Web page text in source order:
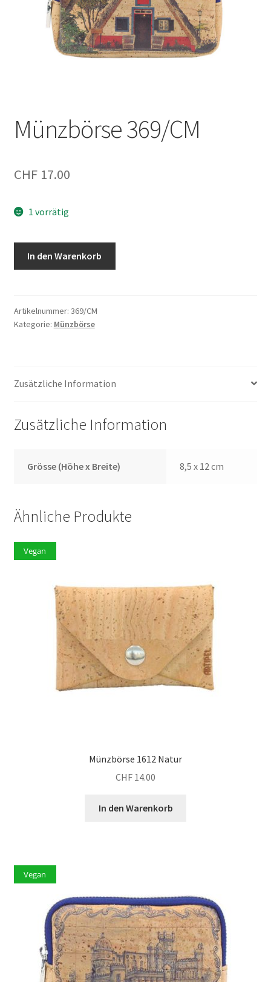
Münzbörse 369/CM
CHF17.00
1 vorrätig
In den Warenkorb
Artikelnummer: 369/CM
Kategorie: Münzbörse
Zusätzliche Information
Zusätzliche Information
Grösse (Höhe x Breite) 8,5 x 12 cm
Ähnliche Produkte
Vegan
Münzbörse 1612 Natur
CHF 14.00
In den Warenkorb
Vegan